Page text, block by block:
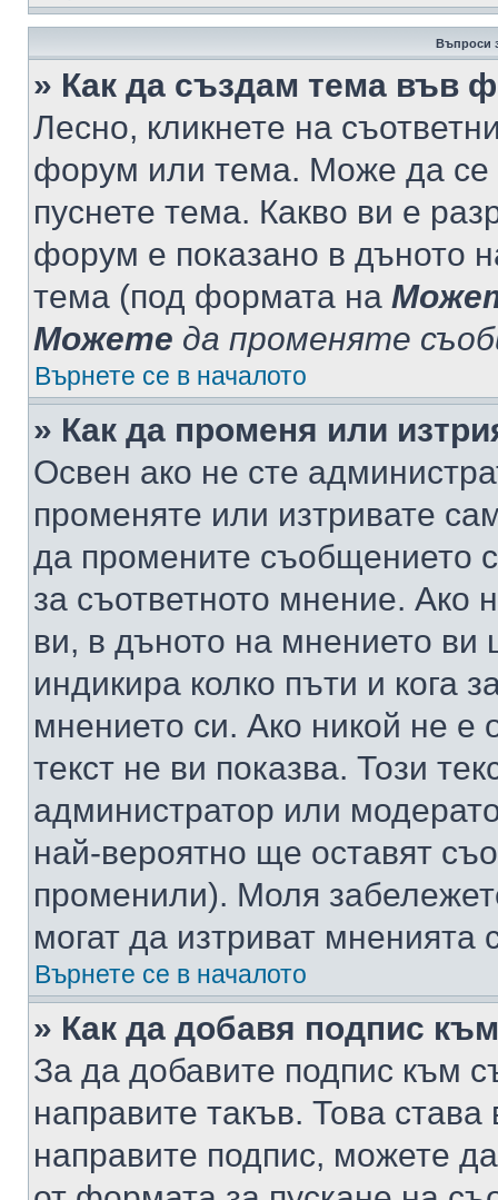
Въпроси
» Как да създам тема във
Лесно, кликнете на
форум или тема. Може да се
пуснете тема. Какво ви е
форум е показано в дъното
тема (под формата на
Можете да променяте
Върнете се в началото
» Как да променя или
Освен ако не сте
променяте или изтривате
да промените съобщението
за съответното мнение. Ако
ви, в дъното на мнението ви
индикира колко пъти и кога
мнението си. Ако никой не е
текст не ви показва. Този
администратор или
най-вероятно ще оставят
променили). Моля
могат да изтриват мненията
Върнете се в началото
» Как да добавя подпис
За да добавите подпис към
направите такъв. Това
направите подпис, можете